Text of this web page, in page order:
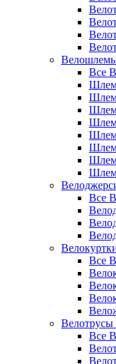
Все
Все
Все
Все